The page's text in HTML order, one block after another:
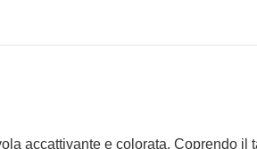
accattivante e colorata. Coprendo